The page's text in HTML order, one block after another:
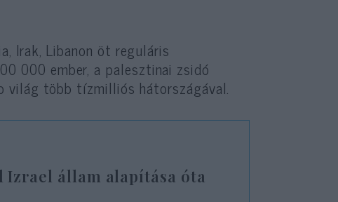
Irak, Libanon öt reguláris
000 ember, a palesztinai zsidó
világ több tízmilliós hátországával.
Izrael állam alapítása óta